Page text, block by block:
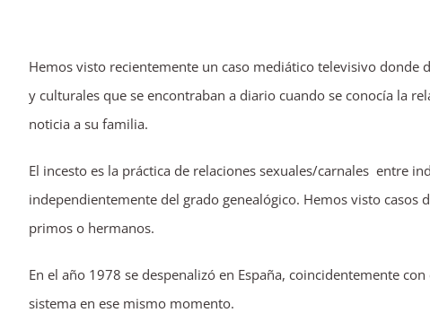
Hemos visto recientemente un caso mediático televisivo donde
y culturales que se encontraban a diario cuando se conocía la
noticia a su familia.
El incesto es la práctica de relaciones sexuales/carnales entre
independientemente del grado genealógico. Hemos visto
primos o hermanos.
En el año 1978 se despenalizó en España, coincidentemente
sistema en ese mismo momento.